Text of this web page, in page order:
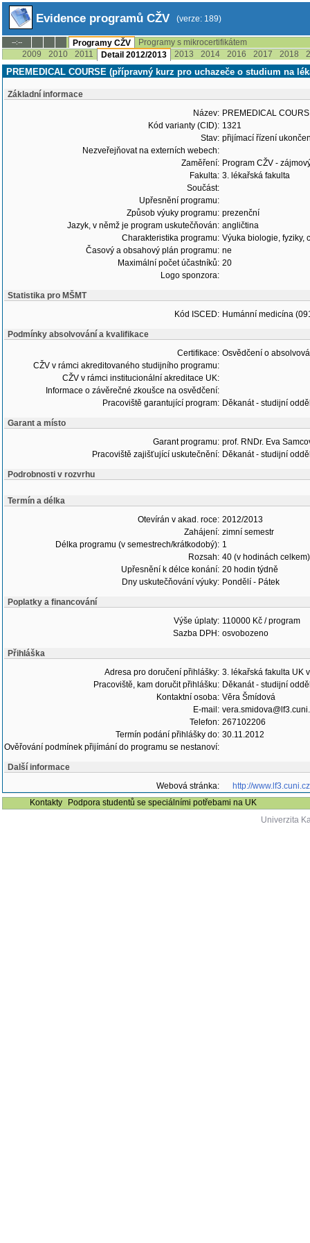
Evidence programů CŽV (verze: 189)
--:-- Programy CŽV
Programy s mikrocertifikátem
2009
2010 2011 Detail 2012/2013 2013 2014 2016 2017 2018
PREMEDICAL COURSE (přípravný kurz pro uchazeče o studium na
Základní informace
Název: PREMEDICAL
Kód varianty (CID): 1321
Stav: přijímací řízení
Nezveřejňovat na externích webech:
Zaměření: Program CŽV -
Fakulta: 3. lékařská fakulta
Součást:
Upřesnění programu:
Způsob výuky programu: prezenční
Jazyk, v němž je program uskutečňován: angličtina
Charakteristika programu: Výuka biologie, fyziky,
Časový a obsahový plán programu: ne
Maximální počet účastníků: 20
Logo sponzora:
Statistika pro MŠMT
Kód ISCED: Humánní medicína
Podmínky absolvování a kvalifikace
Certifikace: Osvědčení o
CŽV v rámci akreditovaného studijního programu:
CŽV v rámci institucionální akreditace UK:
Informace o závěrečné zkoušce na osvědčení:
Pracoviště garantující program: Děkanát - studijní
Garant a místo
Garant programu: prof. RNDr. Eva
Pracoviště zajišťující uskutečnění: Děkanát - studijní
Podrobnosti v rozvrhu
Termín a délka
Otevírán v akad. roce: 2012/2013
Zahájení: zimní semestr
Délka programu (v semestrech/krátkodobý): 1
Rozsah: 40 (v hodinách celkem)
Upřesnění k délce konání: 20 hodin týdně
Dny uskutečňování výuky: Pondělí - Pátek
Poplatky a financování
Výše úplaty: 110000 Kč / program
Sazba DPH: osvobozeno
Přihláška
Adresa pro doručení přihlášky: 3. lékařská fakulta UK
Pracoviště, kam doručit přihlášku: Děkanát - studijní
Kontaktní osoba: Věra Šmídová
E-mail:
Telefon: 267102206
Termín podání přihlášky do: 30.11.2012
Ověřování podmínek přijímání do programu se nestanoví:
Další informace
Webová stránka:
http://
Kontakty
Podpora studentů se speciálními potřebami na UK
Univerzita